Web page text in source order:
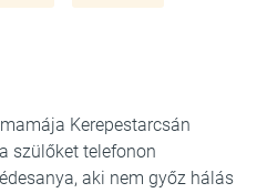
Kerepestarcsán
szülőket telefonon
aki nem győz hálás